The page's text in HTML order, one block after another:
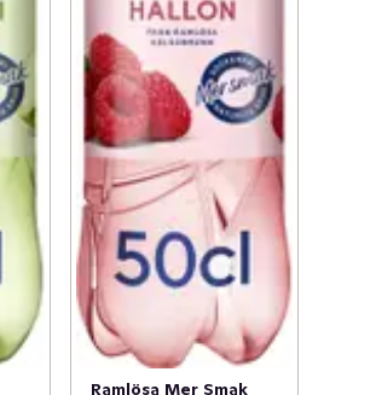
Ramlösa Mer Smak